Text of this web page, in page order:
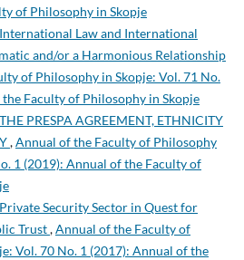
of Philosophy in Skopje
International Law and International
and/or a Harmonious Relationship
of Philosophy in Skopje: Vol. 71 No.
Faculty of Philosophy in Skopje
THE PRESPA AGREEMENT, ETHNICITY
,Annual of the Faculty of Philosophy
1 (2019): Annual of the Faculty of
Private Security Sector in Quest for
Trust,Annual of the Faculty of
Vol. 70 No. 1 (2017): Annual of the